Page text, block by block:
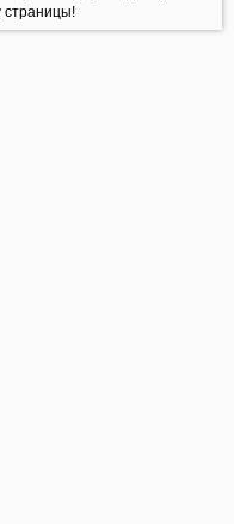
страницы!